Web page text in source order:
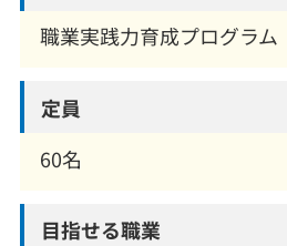
職業実践力育成プログラム
定員
60名
目指せる職業